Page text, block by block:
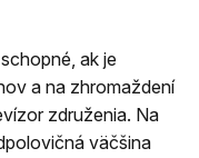
ak je
a na zhromaždení
združenia. Na
väčšina